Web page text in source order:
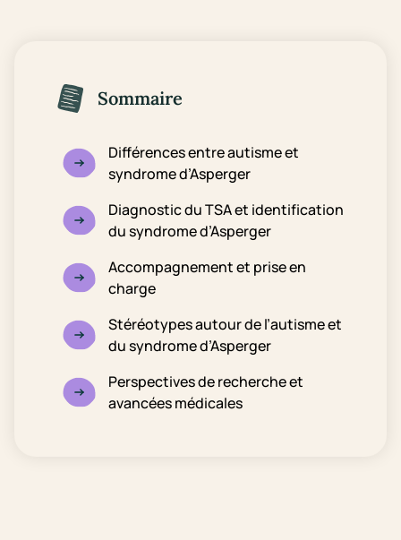
Sommaire
Différences entre autisme et
syndrome d’Asperger
Diagnostic du TSA et identification
du syndrome d’Asperger
Accompagnement et prise en
charge
Stéréotypes autour de l’autisme et
du syndrome d’Asperger
Perspectives de recherche et
avancées médicales